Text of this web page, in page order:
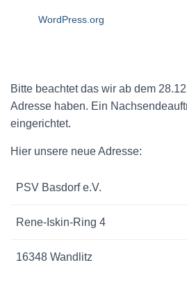
WordPress.org
Bitte beachtet das wir ab dem
Adresse haben. Ein
eingerichtet.
Hier unsere neue Adresse:
PSV Basdorf e.V.
Rene-Iskin-Ring 4
16348 Wandlitz